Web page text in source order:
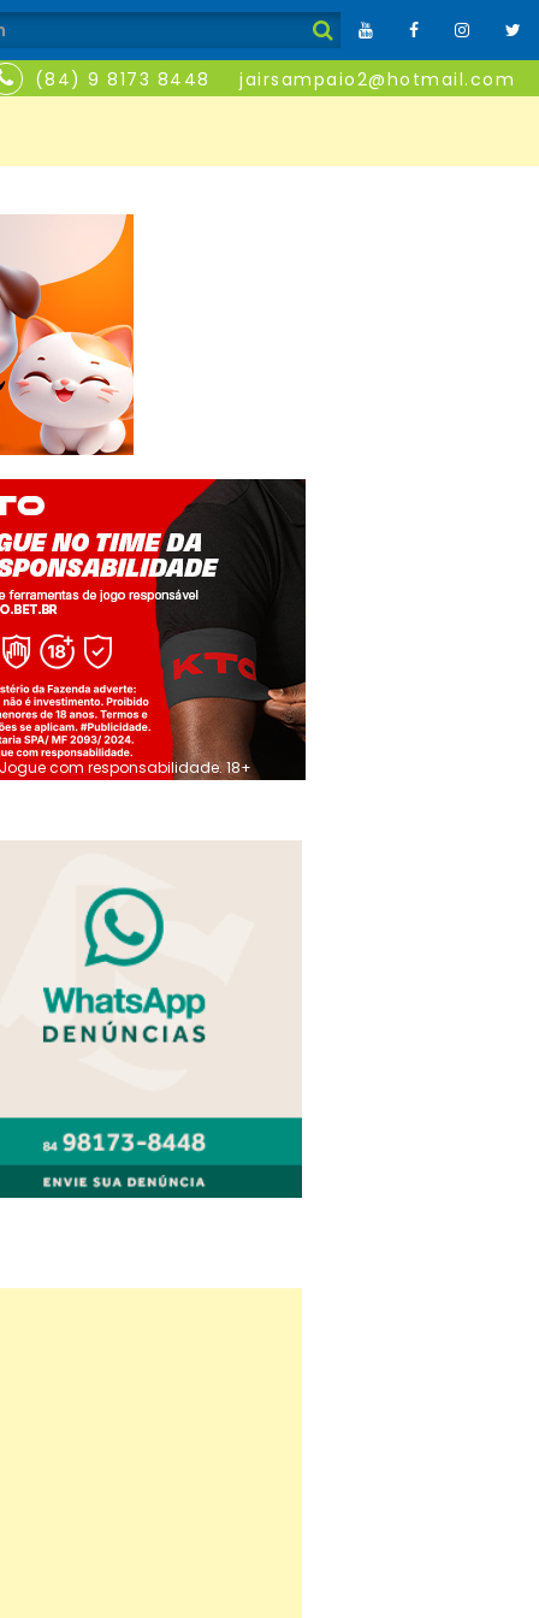
(84) 9 8173 8448 jairsampaio2@hotmail.com
Jogue com responsabilidade. 18+